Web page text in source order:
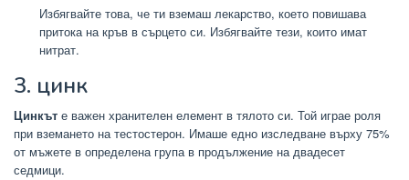
Избягвайте това, че ти вземаш лекарство, което повишава
притока на кръв в сърцето си. Избягвайте тези, които имат
нитрат.
3. цинк
Цинкът е важен хранителен елемент в тялото си. Той играе роля
при вземането на тестостерон. Имаше едно изследване върху 75%
от мъжете в определена група в продължение на двадесет
седмици.